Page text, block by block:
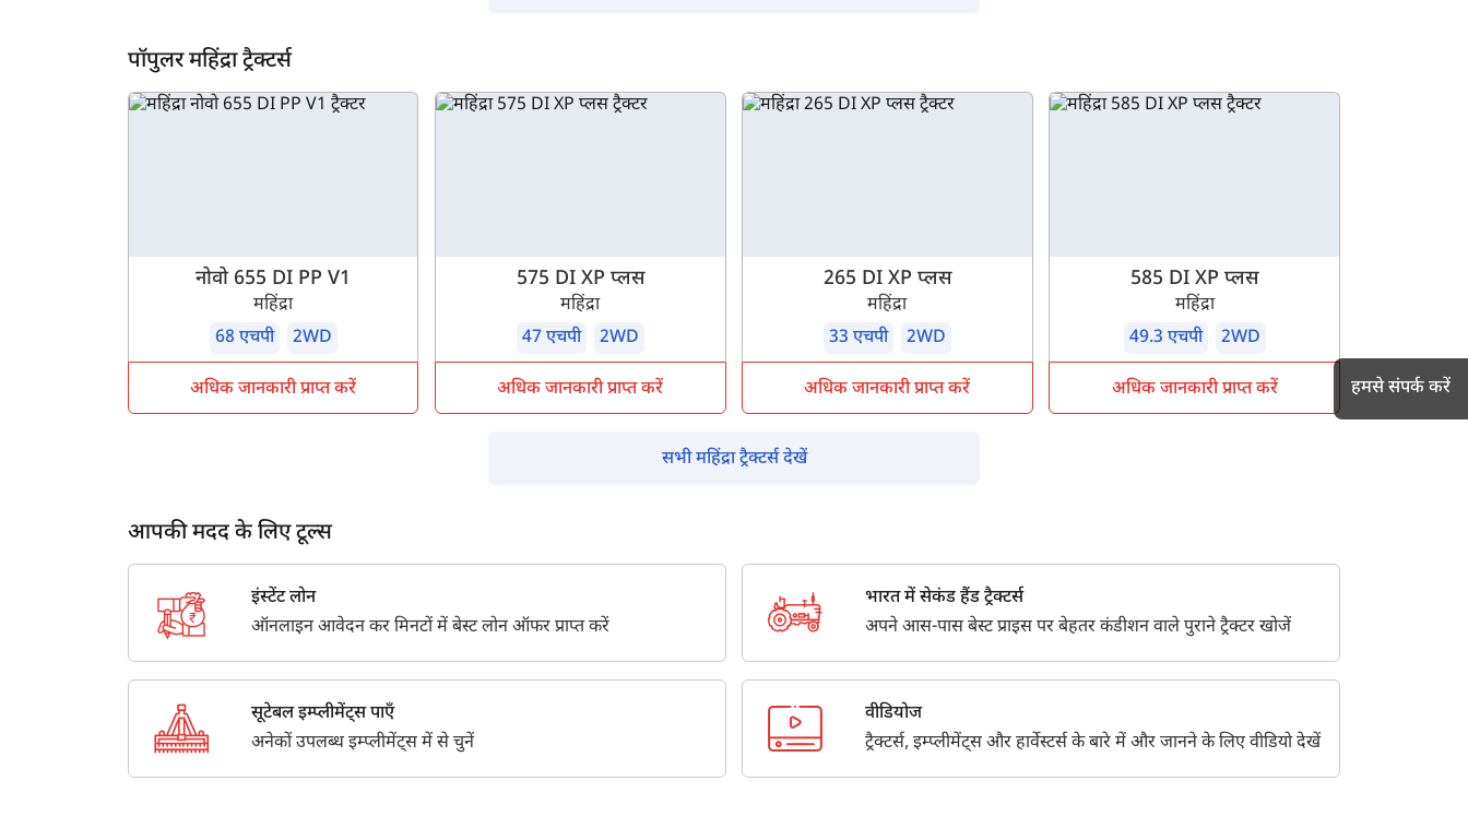
पॉपुलर महिंद्रा ट्रैक्टर्स
नोवो 655 DI PP V1
महिंद्रा
68 एचपी
2WD
अधिक जानकारी प्राप्त करें
575 DI XP प्लस
महिंद्रा
47 एचपी
2WD
अधिक जानकारी प्राप्त करें
265 DI XP प्लस
महिंद्रा
33 एचपी
2WD
अधिक जानकारी प्राप्त करें
585 DI XP प्लस
महिंद्रा
49.3 एचपी
2WD
अधिक जानकारी प्राप्त करें
सभी महिंद्रा ट्रैक्टर्स देखें
आपकी मदद के लिए टूल्स
इंस्टेंट लोन
ऑनलाइन आवेदन कर मिनटों में बेस्ट लोन ऑफर प्राप्त करें
भारत में सेकंड हैंड ट्रैक्टर्स
अपने आस-पास बेस्ट प्राइस पर बेहतर कंडीशन वाले पुराने ट्रैक्टर खोजें
सूटेबल इम्प्लीमेंट्स पाएँ
अनेकों उपलब्ध इम्प्लीमेंट्स में से चुनें
वीडियोज
ट्रैक्टर्स, इम्प्लीमेंट्स और हार्वेस्टर्स के बारे में और जानने के लिए वीडियो देखें
हमसे संपर्क करें
पूछताछ के लिए*
ओटीपी दर्ज करें
By registering here, I agree to TVS Credit Services
सबमिट